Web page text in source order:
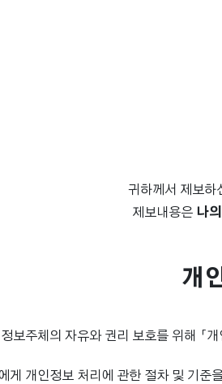
귀하께서 제보하
제보내용은 나
개
보주체의 자유와 권리 보호를 위해
게 개인정보 처리에 관한 절차 및 기